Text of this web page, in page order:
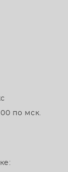
по мск.